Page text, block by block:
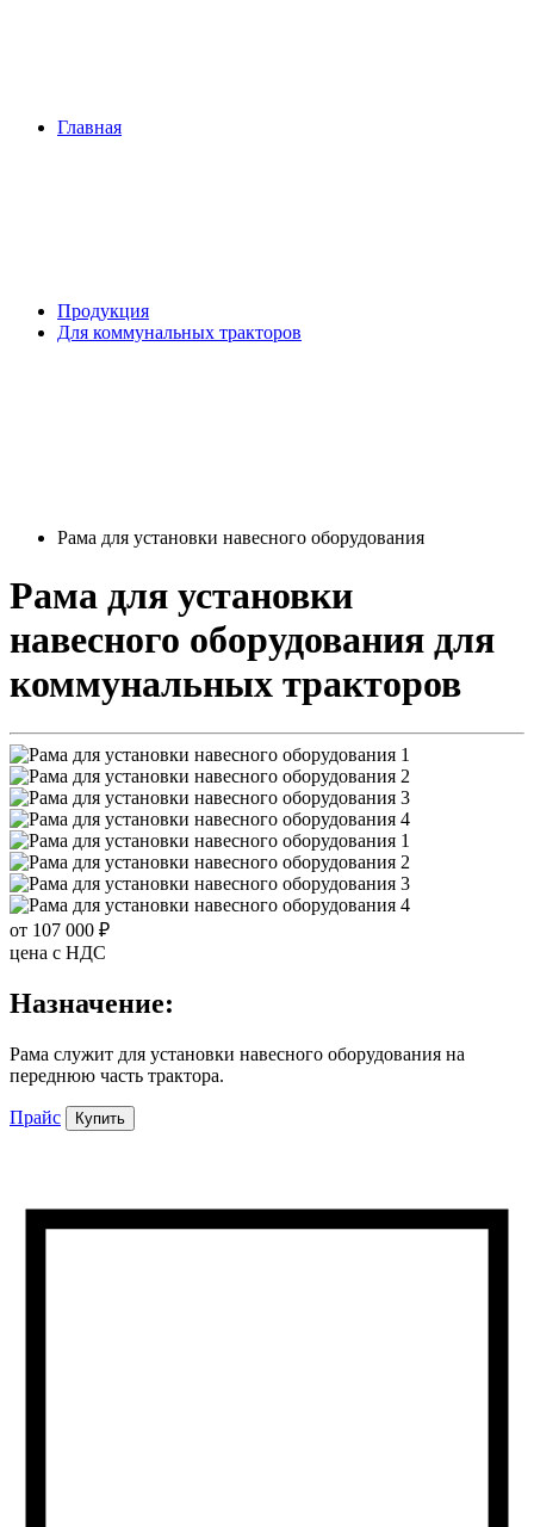
Главная
Продукция
Для коммунальных тракторов
Рама для установки навесного оборудования
Рама для установки
навесного оборудования для
коммунальных тракторов
от 107 000 ₽
цена c НДС
Назначение:
Рама служит для установки навесного оборудования на
переднюю часть трактора.
Прайс Купить